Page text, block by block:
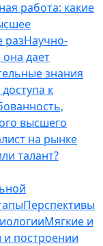
работа: какие
разНаучно-
она дает
знания
к
высшего
на рынке
талант?
Перспективы
Мягкие и
и построении